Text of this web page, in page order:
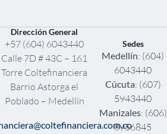
Dirección General
+57 (604) 6043440
Calle 7D # 43C – 161
Torre Coltefinanciera
Barrio Astorga el
Poblado – Medellín
Sedes
Medellín: (604)
6043440
Cúcuta: (607)
5943440
Manizales: (606)
8956845